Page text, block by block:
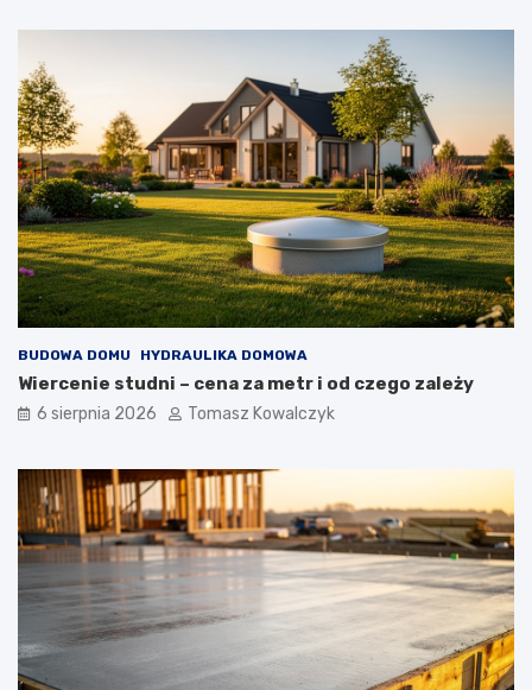
BUDOWA DOMU HYDRAULIKA DOMOWA
Wiercenie studni – cena za metr i od czego zależy
6 sierpnia 2026 Tomasz Kowalczyk